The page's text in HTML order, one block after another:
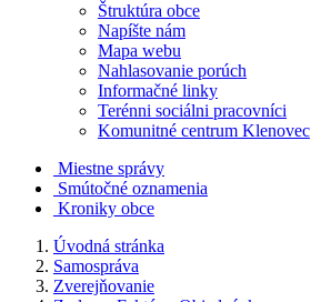
Štruktúra obce
Napíšte nám
Mapa webu
Nahlasovanie porúch
Informačné linky
Terénni sociálni pracovníci
Komunitné centrum Klenovec
Miestne správy
Smútočné oznamenia
Kroniky obce
Úvodná stránka
Samospráva
Zverejňovanie